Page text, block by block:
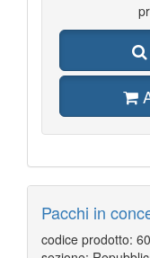
Pacchi in
codice prodotto: